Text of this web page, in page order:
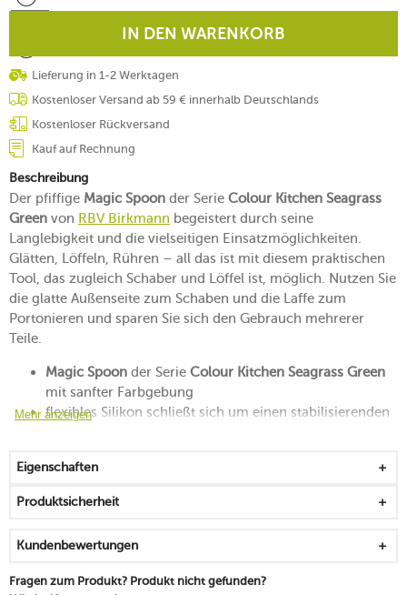
IN DEN WARENKORB
Lieferung in 1-2 Werktagen
Kostenloser Versand ab 59 € innerhalb Deutschlands
Kostenloser Rückversand
Kauf auf Rechnung
Beschreibung
Der pfiffige Magic Spoon der Serie Colour Kitchen Seagrass
Green von RBV Birkmann begeistert durch seine
Langlebigkeit und die vielseitigen Einsatzmöglichkeiten.
Glätten, Löffeln, Rühren – all das ist mit diesem praktischen
Tool, das zugleich Schaber und Löffel ist, möglich. Nutzen Sie
die glatte Außenseite zum Schaben und die Laffe zum
Portonieren und sparen Sie sich den Gebrauch mehrerer
Teile.
Magic Spoon der Serie Colour Kitchen Seagrass Green
mit sanfter Farbgebung
flexibles Silikon schließt sich um einen stabilisierenden
BPA- und PFAS-frei sowie lebensmittelecht
hinterlässt keine Spuren oder Schäden auf
spülmaschinengeeignet
Mehr anzeigen
Eigenschaften
Produktsicherheit
Kundenbewertungen
Fragen zum Produkt? Produkt nicht gefunden?